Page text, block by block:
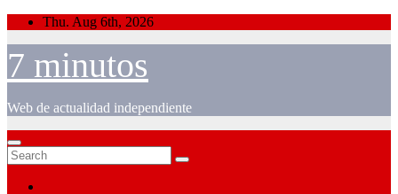
Skip
content
Thu. Aug 6th, 2026
7 minutos
Web de actualidad independiente